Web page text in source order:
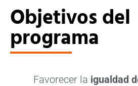
Objetivos del
programa
Favorecer la igualdad